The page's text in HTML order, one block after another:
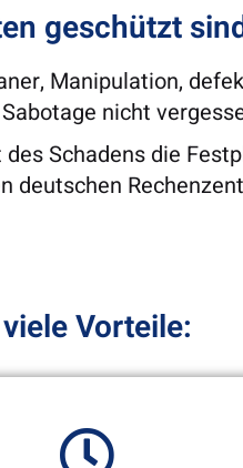
geschützt
Manipulation,
nicht
Schadens die
deutschen
Vorteile: